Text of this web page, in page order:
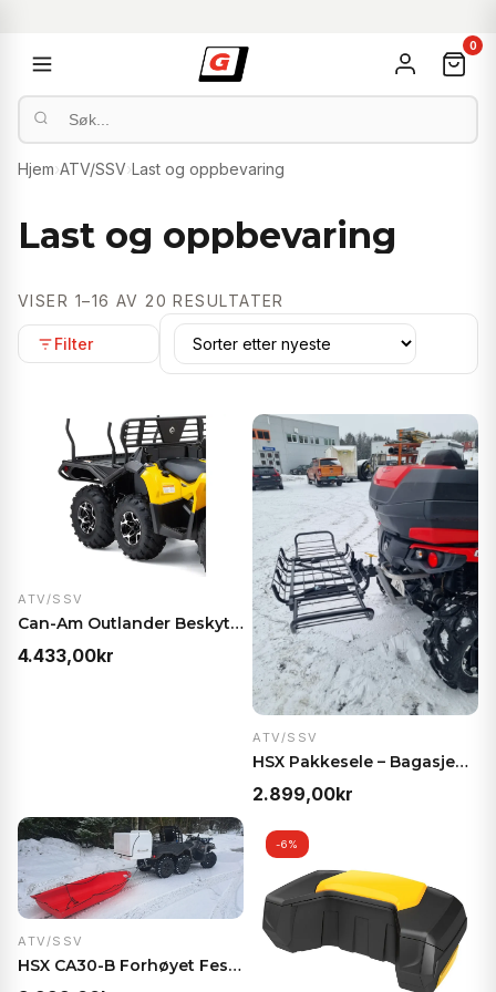
0
Hjem›ATV/SSV›Last og oppbevaring
Last og oppbevaring
Filter
VISER 1–16 AV 20 RESULTATER
ETTER
NYESTE
ATV/SSV
Can-Am Outlander Beskyttelsesrør Flatbed – Boltes…
4.433,00kr
ATV/SSV
HSX Pakkesele – Bagasjebrett for ATV og bil, 120 k…
2.899,00kr
ATV/SSV
HSX CA30-B Forhøyet Feste – Med tilhengerkobling f…
-6%